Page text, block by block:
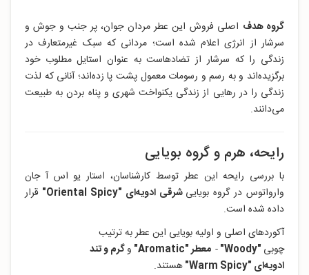
گروه هدف اصلی فروش این عطر مردان جوان، پر جنب و جوش و
سرشار از انرژی اعلام شده است؛ مردانی که سبک غیرمتعارف در
زندگی را که سرشار از تضادهاست به عنوان استایل مطلوب خود
برگزیده‌اند و به رسم و رسومات معمول پشت پا زده‌اند؛ آنانی که لذت
زندگی را در رهایی از زندگی یکنواخت شهری و پناه بردن به طبیعت
می‌دانند.
رایحه، هرم و گروه بویایی
با بررسی رایحه این عطر توسط کارشناسان، استار یو اس آ جان
وارواتوس در گروه بویایی شرقی ادویه‌ای "Oriental Spicy"
قرار
داده‌ شده است.
آکوردهای اصلی و اولیه بویایی این عطر به ترتیب
چوبی "Woody
"
- معطر "Aromatic " وگرم و تند
ادویه‌ای "Warm Spicy
"هستند.